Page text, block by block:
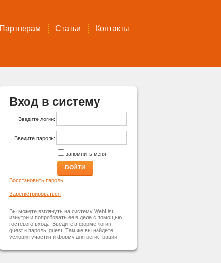
Партнерам Статьи Контакты
Вход в систему
Введите логин:
Введите пароль:
запомнить меня
ВОЙТИ
Восстановить пароль
Зарегистрироваться
Вы можете взглянуть на систему WebList
изнутри и попробовать ее в деле с помощью
гостевого входа. Введите в форме логин:
guest и пароль: guest. Там же вы найдете
условия участия и форму для регистрации.